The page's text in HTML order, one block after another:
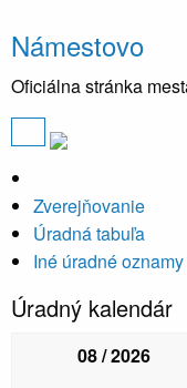
Námestovo
Oficiálna stránka
Zverejňovanie
Úradná tabuľa
Iné úradné oznamy
Úradný kalendár
08 / 2026